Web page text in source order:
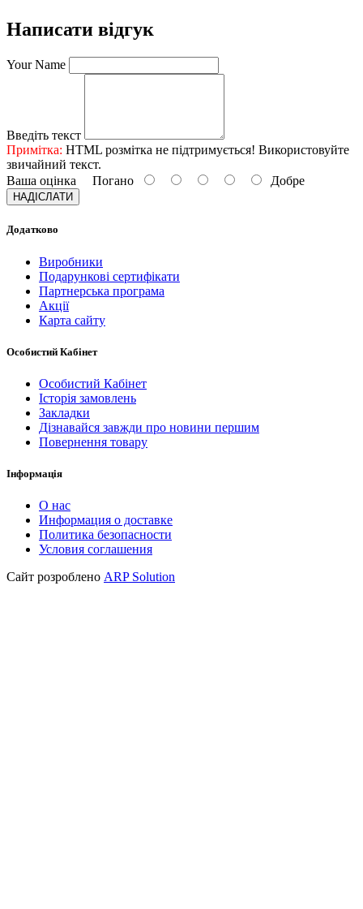
Написати відгук
Your Name
Введіть текст
Примітка: HTML розмітка не підтримується! Використовуйте
звичайний текст.
Ваша оцінка Погано Добре
НАДІСЛАТИ
Додатково
Виробники
Подарункові сертифікати
Партнерська програма
Акції
Карта сайту
Особистий Кабінет
Особистий Кабінет
Історія замовлень
Закладки
Дізнавайся завжди про новини першим
Повернення товару
Інформація
О нас
Информация о доставке
Политика безопасности
Условия соглашения
Сайт розроблено ARP Solution